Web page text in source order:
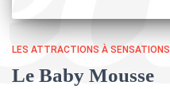
LES ATTRACTIONS À SENSATIONS
Le Baby Mousse